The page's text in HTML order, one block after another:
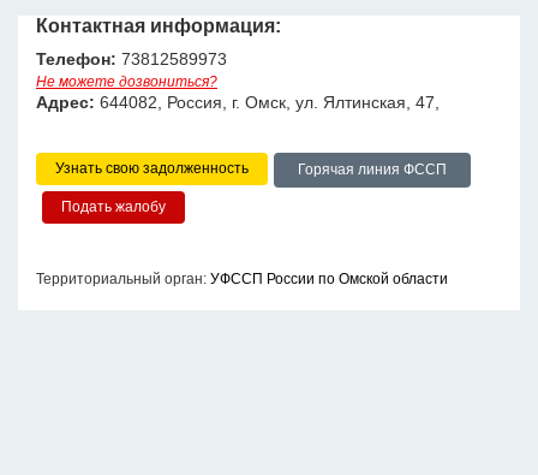
Контактная информация:
Телефон: 73812589973
Не можете дозвониться?
Адрес: 644082, Россия, г. Омск, ул. Ялтинская, 47,
Узнать свою задолженность Горячая линия ФССП
Территориальный орган: УФССП России по Омской области